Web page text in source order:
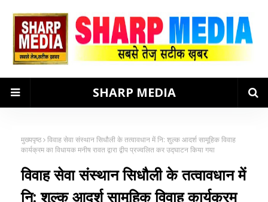
SHARP MEDIA
मुख्यपृष्ठ विवाह सेवा संस्थान सिधौली के तत्वावधान में नि: शुल्क आदर्श सामूहिक विवाह
कार्यक्रम का विधायक मनीष रावत द्वारा द्वीप प्रज्वलित कर उद्घाटन किया गया
विवाह सेवा संस्थान सिधौली के तत्वावधान में
नि: शुल्क आदर्श सामूहिक विवाह कार्यक्रम